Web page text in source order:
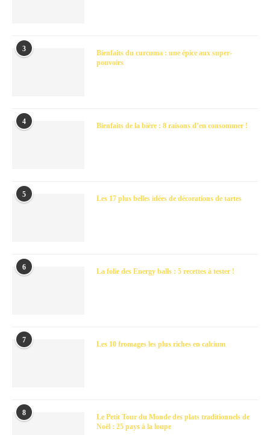
3
Bienfaits du curcuma : une épice aux super-
pouvoirs
4 Bienfaits de la bière : 8 raisons d’en consommer !
5 Les 17 plus belles idées de décorations de tartes
6 La folie des Energy balls : 5 recettes à tester !
7 Les 10 fromages les plus riches en calcium
8
Le Petit Tour du Monde des plats traditionnels de
Noël : 25 pays à la loupe